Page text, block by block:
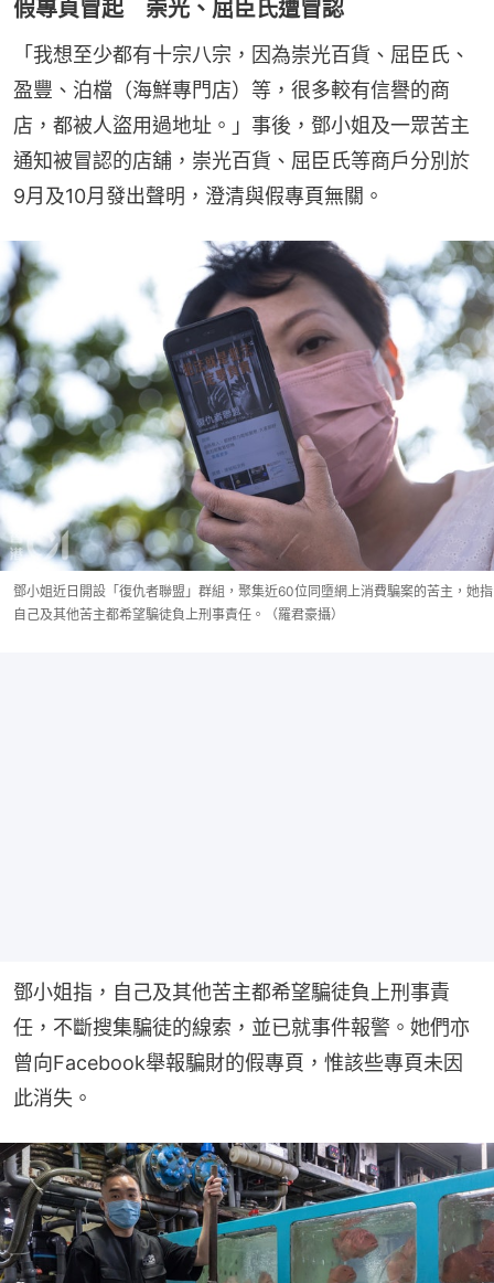
假專頁冒起 崇光、屈臣氏遭冒認
「我想至少都有十宗八宗，因為崇光百貨、屈臣氏、
盈豐、泊檔（海鮮專門店）等，很多較有信譽的商
店，都被人盜用過地址。」事後，鄧小姐及一眾苦主
通知被冒認的店舖，崇光百貨、屈臣氏等商戶分別於
9月及10月發出聲明，澄清與假專頁無關。
鄧小姐近日開設「復仇者聯盟」群組，聚集近60位同墮網上消費騙案的苦主，她指
自己及其他苦主都希望騙徒負上刑事責任。（羅君豪攝）
鄧小姐指，自己及其他苦主都希望騙徒負上刑事責
任，不斷搜集騙徒的線索，並已就事件報警。她們亦
曾向Facebook舉報騙財的假專頁，惟該些專頁未因
此消失。